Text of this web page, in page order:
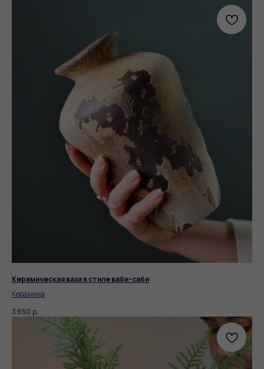
Керамическая ваза в стиле ваби-саби
Керамика
3 650 р.